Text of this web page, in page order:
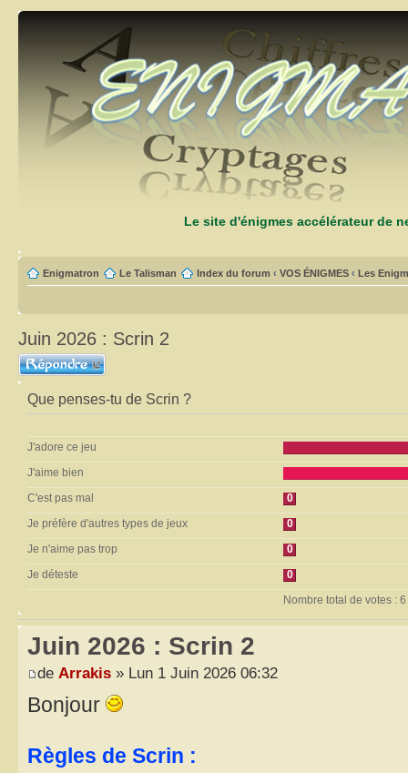
Le site d'énigmes accélérateur de
Enigmatron Le Talisman Index du forum ‹ VOS ÉNIGMES ‹ Les
Juin 2026 : Scrin 2
Répondre
Que penses-tu de Scrin ?
J'adore ce jeu
J'aime bien
C'est pas mal
0
Je préfère d'autres types de jeux
0
Je n'aime pas trop
0
Je déteste
0
Nombre total de votes : 6
Juin 2026 : Scrin 2
de Arrakis » Lun 1 Juin 2026 06:32
Bonjour
Règles de Scrin :